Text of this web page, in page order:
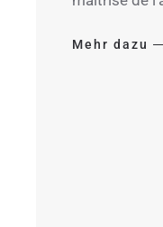
Mehr dazu